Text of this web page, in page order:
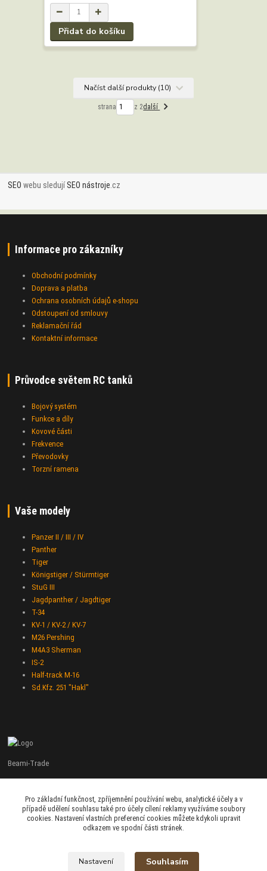
Přidat do košíku
Načíst další produkty (10)
strana z 2další
SEO webu sledujíSEO nástroje .cz
Informace pro zákazníky
Obchodní podmínky
Doprava a platba
Ochrana osobních údajů e-shopu
Odstoupení od smlouvy
Reklamační řád
Kontaktní informace
Průvodce světem RC tanků
Bojový systém
Funkce a díly
Kovové části
Frekvence
Převodovky
Torzní ramena
Vaše modely
Panzer II / III / IV
Panther
Tiger
Königstiger / Stürmtiger
StuG III
Jagdpanther / Jagdtiger
T-34
KV-1 / KV-2 / KV-7
M26 Pershing
M4A3 Sherman
IS-2
Half-track M-16
Sd.Kfz. 251 "Hakl"
Beami-Trade
+420 775 427 778
Po - Pá 9:00 - 16:00
admin@beami-trade.cz
Pro základní funkčnost, zpříjemnění používání webu, analytické účely a v
případě udělení souhlasu také pro účely cílení reklamy využíváme soubory
cookies. Nastavení vlastních preferencí cookies můžete kdykoli upravit
odkazem ve spodní části stránek.
Nastavení Souhlasím